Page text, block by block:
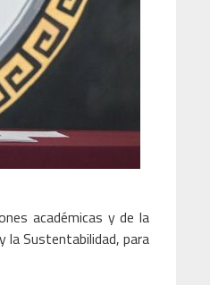
académicas y de la
la Sustentabilidad, para